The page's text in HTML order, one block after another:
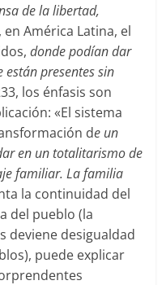
de la libertad,
América Latina, el
donde podían dar
presentes sin
los énfasis son
«El sistema
de un
en un totalitarismo de
familiar. La familia
la continuidad del
del pueblo (la
deviene desigualdad
puede explicar